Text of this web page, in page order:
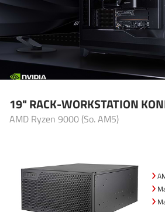
19" RACK-WORKSTATION
AMD Ryzen 9000 (So. AM5)